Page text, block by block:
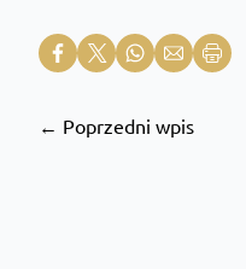
← Poprzedni wpis